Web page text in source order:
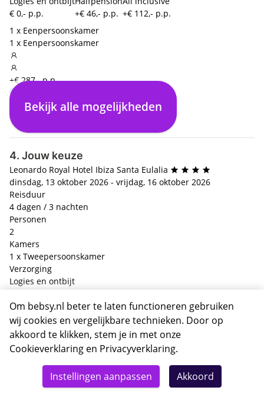
€ 0,- p.p.
+€ 46,- p.p. +€ 112,- p.p.
1 x Eenpersoonskamer
1 x Eenpersoonskamer
+€ 287,- p.p.
Logies en ontbijt
€ 0,- p.p.
Halfpension
+€ 39,- p.p.
All inclusive
Bekijk alle mogelijkheden
4. Jouw keuze
Leonardo Royal Hotel Ibiza Santa Eulalia
dinsdag, 13 oktober 2026 - vrijdag, 16 oktober 2026
Reisduur
4 dagen / 3 nachten
Personen
2
Kamers
1 x Tweepersoonskamer
Verzorging
Logies en ontbijt
Brussel Charleroi - Ibiza / Ryanair FR6456 / 17:05 - 19:30 / 13
okt.
Terugreis
Ibiza - Brussel Charleroi / Ryanair FR6457 / 10:45 - 13:05 / 16
okt.
Prijs p.p.+
Om bebsy.nl beter te laten functioneren gebruiken
wij cookies en vergelijkbare technieken. Door op
akkoord te klikken, stem je in met onze
Cookieverklaring en Privacyverklaring.
Instellingen aanpassen Akkoord